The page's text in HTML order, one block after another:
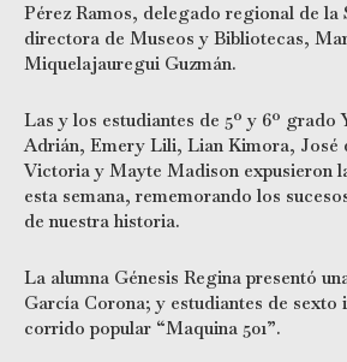
Pérez Ramos, delegado regional de la
directora de Museos y Bibliotecas,
Miquelajauregui Guzmán.
Las y los estudiantes de 5º y 6º grado
Adrián, Emery Lili, Lian Kimora, José
Victoria y Mayte Madison expusieron
esta semana, rememorando los
de nuestra historia.
La alumna Génesis Regina presentó
García Corona; y estudiantes de sexto
corrido popular “Maquina 501”.